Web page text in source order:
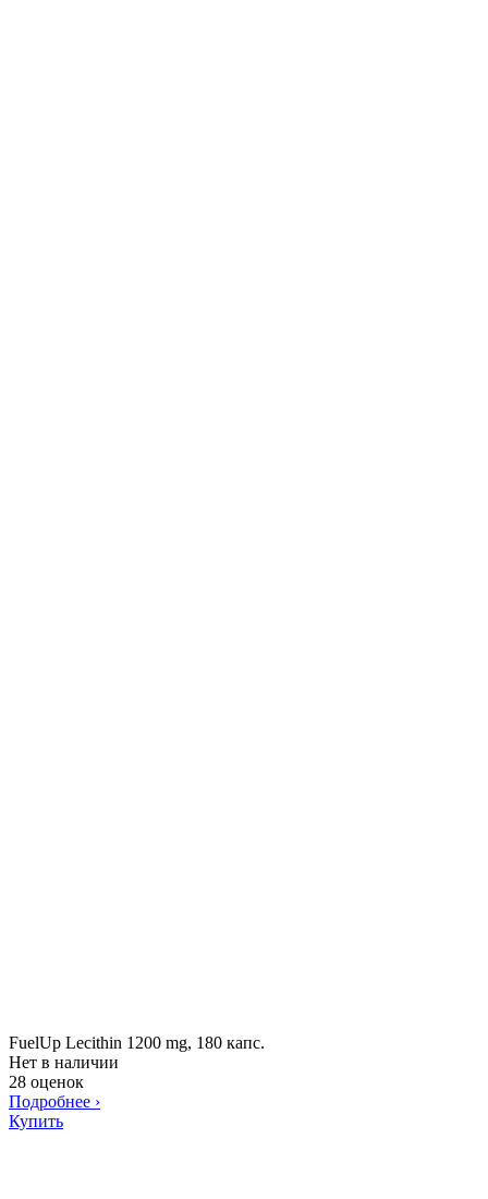
FuelUp Lecithin 1200 mg, 180 капс.
Нет в наличии
28 оценок
Подробнее ›
Купить